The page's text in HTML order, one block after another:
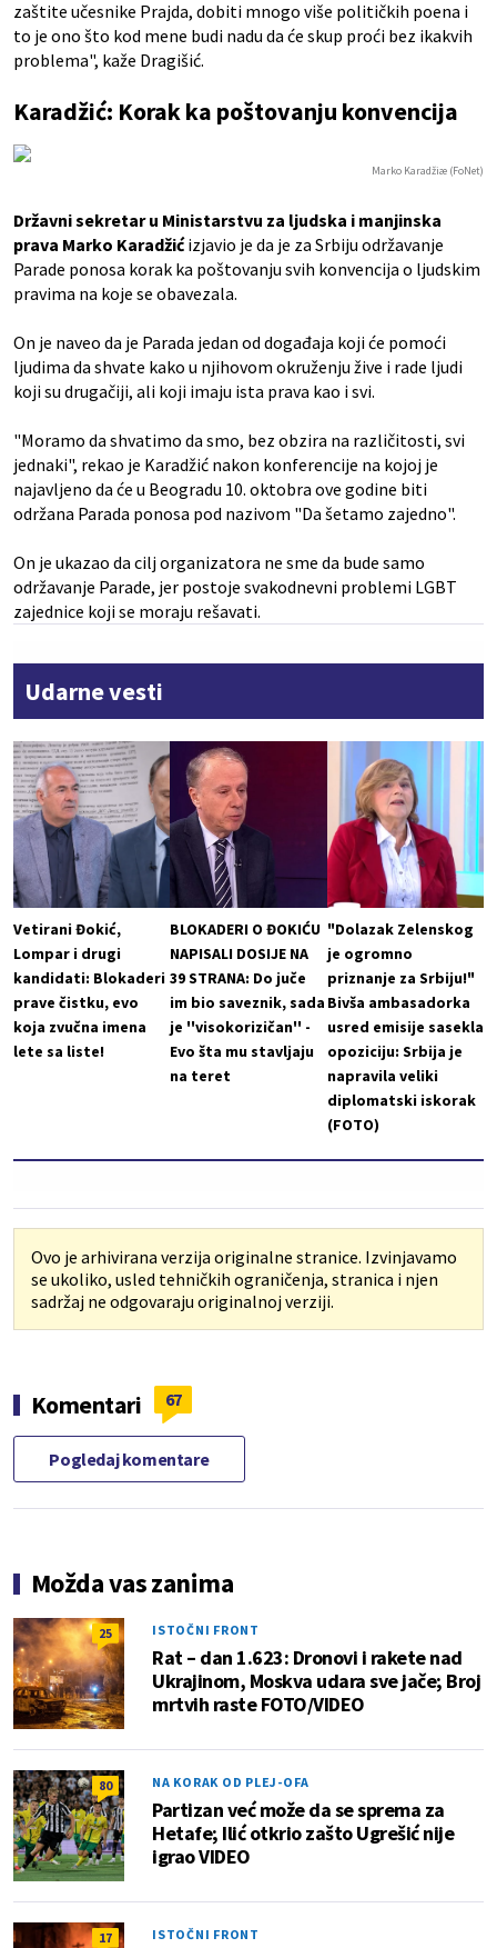
zaštite učesnike Prajda, dobiti mnogo više političkih poena i
to je ono što kod mene budi nadu da će skup proći bez ikakvih
problema", kaže Dragišić.
Karadžić: Korak ka poštovanju konvencija
Marko Karadžiæ (FoNet)
Državni sekretar u Ministarstvu za ljudska i manjinska
prava Marko Karadžićizjavio je da je za Srbiju održavanje
Parade ponosa korak ka poštovanju svih konvencija o ljudskim
pravima na koje se obavezala.
On je naveo da je Parada jedan od događaja koji će pomoći
ljudima da shvate kako u njihovom okruženju žive i rade ljudi
koji su drugačiji, ali koji imaju ista prava kao i svi.
"Moramo da shvatimo da smo, bez obzira na različitosti, svi
jednaki", rekao je Karadžić nakon konferencije na kojoj je
najavljeno da će u Beogradu 10. oktobra ove godine biti
održana Parada ponosa pod nazivom "Da šetamo zajedno".
On je ukazao da cilj organizatora ne sme da bude samo
održavanje Parade, jer postoje svakodnevni problemi LGBT
zajednice koji se moraju rešavati.
Udarne vesti
Vetirani Đokić,
Lompar i drugi
kandidati: Blokaderi
prave čistku, evo
koja zvučna imena
lete sa liste!
BLOKADERI O ĐOKIĆU
NAPISALI DOSIJE NA
39 STRANA: Do juče
im bio saveznik, sada
je ''visokorizičan'' -
Evo šta mu stavljaju
na teret
"Dolazak Zelenskog
je ogromno
priznanje za Srbiju!"
Bivša ambasadorka
usred emisije sasekla
opoziciju: Srbija je
napravila veliki
diplomatski iskorak
(FOTO)
Ovo je arhivirana verzija originalne stranice. Izvinjavamo
se ukoliko, usled tehničkih ograničenja, stranica i njen
sadržaj ne odgovaraju originalnoj verziji.
Komentari 67
Pogledaj komentare
Možda vas zanima
25 ISTOČNI FRONT
Rat – dan 1.623: Dronovi i rakete nad
Ukrajinom, Moskva udara sve jače; Broj
mrtvih raste FOTO/VIDEO
80 NA KORAK OD PLEJ-OFA
Partizan već može da se sprema za
Hetafe; Ilić otkrio zašto Ugrešić nije
igrao VIDEO
17 ISTOČNI FRONT